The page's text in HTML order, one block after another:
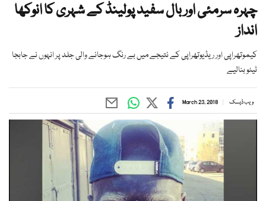
چہرہ سرمئی اور بال سفید پولینڈ کے شہری کا انوکھا
انداز
کیموتھراپی اور ریڈیوتھراپی کے نتیجے میں بے رنگ ہوجانے والی جلد پر انہوں نے جابجا
ٹیٹو بنالیے
ویب ڈیسک March 23, 2018